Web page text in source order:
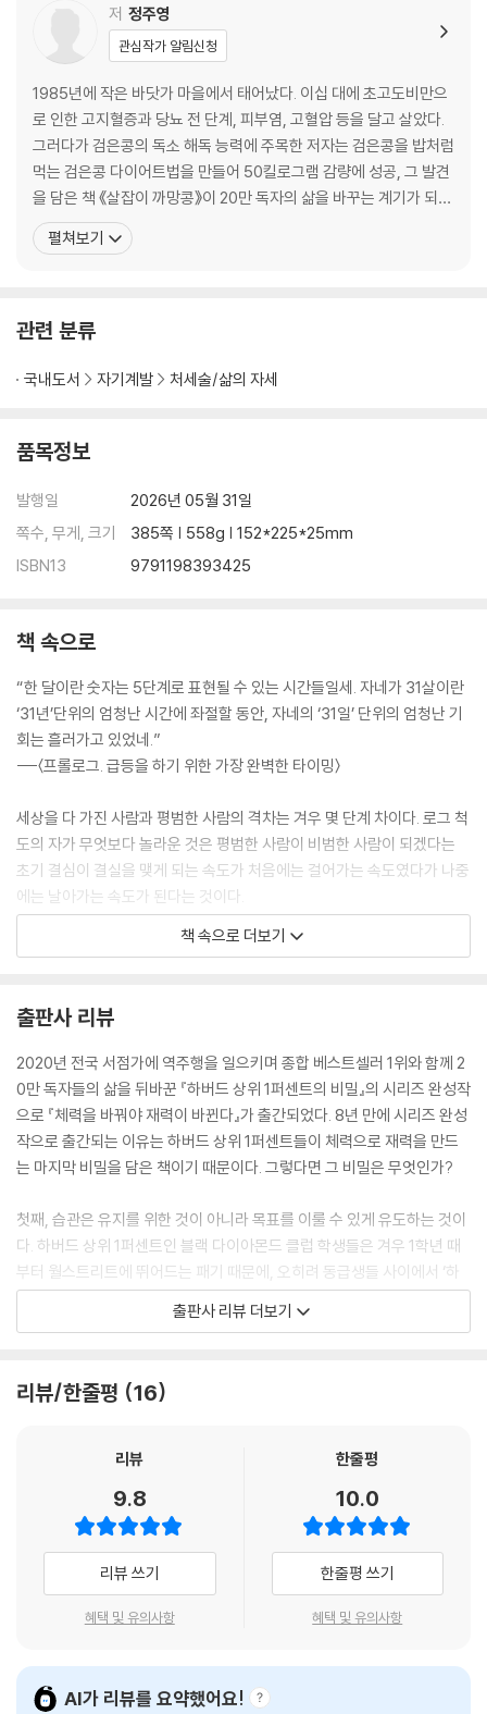
이는 힘이 된다 | 최초, 전염, 기하급수 증폭, 성공하는 사람들의 3단계 비
밀 | 유도방출을 위한 마지막 체력
4장.체력을 바꿔야 재력이 바뀐다
성경에 기록된 가장 오래되고 본질적인 성공 법칙
2부.압도 Domination
5장.각오하고 각성하면 생기는 성공의 각도
몰입의 비밀 | 그만큼 어두워져본 사람은 그만큼 엄청난 빛을 만난다 | 몰
입이 풀리는 이유 | 지금 당장 50배로 돈 벌기
6장.과거를 후회가 아니라 힘으로 쓰는 법
7장.1개를 1만 개로 만드는 비밀
개를 1만 개로 만드는 법 | 결국 인간은 거대한 에너지 덩어리다
력을 반복하는 자들의 힘 | 비밀이 전해지다
저 정주영
관심작가 알림신청
1985년에 작은 바닷가 마을에서 태어났다. 이십 대에 초고도비만으
로 인한 고지혈증과 당뇨 전 단계, 피부염, 고혈압 등을 달고 살았다.
그러다가 검은콩의 독소 해독 능력에 주목한 저자는 검은콩을 밥처럼
먹는 검은콩 다이어트법을 만들어 50킬로그램 감량에 성공, 그 발견
을 담은 책 《살잡이 까망콩》이 20만 독자의 삶을 바꾸는 계기가 되었
다. 특히 일본과 대만에서 검은콩 품절 사태가 일어날 만큼 국제적으
로 큰 사랑을 받았다. 삼십 대에 넓은 바다를 건너 성공을 찾던 저자는
펼쳐보기
관련 분류
국내도서 자기계발 처세술/삶의 자세
품목정보
발행일
2026년 05월 31일
쪽수, 무게, 크기
385쪽 | 558g | 152*225*25mm
ISBN13
9791198393425
책 속으로
“한 달이란 숫자는 5단계로 표현될 수 있는 시간들일세. 자네가 31살이란
‘31년’단위의 엄청난 시간에 좌절할 동안, 자네의 ‘31일’ 단위의 엄청난 기
회는 흘러가고 있었네.”
---〈프롤로그. 급등을 하기 위한 가장 완벽한 타이밍〉
세상을 다 가진 사람과 평범한 사람의 격차는 겨우 몇 단계 차이다. 로그 척
도의 자가 무엇보다 놀라운 것은 평범한 사람이 비범한 사람이 되겠다는
초기 결심이 결실을 맺게 되는 속도가 처음에는 걸어가는 속도였다가 나중
에는 날아가는 속도가 된다는 것이다.
---〈1장. 로그척도 효과〉
하위권이 빠져나가고, 10년이 될 무렵에는, 자신의 한계를 명석하게 계산
한 학자들 절반이 빠져 나간다. 그런데 문제는 20년이상 관찰할 때부터는
모든 나이에서 성공이 발견되었다는 사실이다.
---〈2장. 무작위 영향력의 법칙〉
상류층 부모는 아이들을. 자기 세계의 확장판으로 시공간을 감싸며 자연스
아이를 뒷좌석에 태워놓고 잡음을 만들 건지 성공을 유도할 이야기를 들려
줄 건지는 아주 사소한 차이이지만 라루의 수첩에 언제나 거대한 격차로
기록되어 있다. 세상은 정확히 유도방출의 세계로 움직이기 때문이다.
---〈3장. 유도방출의 힘〉
“제가 1965년에 반도체 칩의 트랜지스터 수가 매년 두 배로 증가할 것이
은 당시 어디로 가야 될지 얼마나 가야 할지 모르는 상태였죠. 그러나 제 논
수를 두 배로 늘리는 데에 완전히 빠져들었습니다.”
---〈8장.인간이 꿈을 이루는 게 아니라 꿈이 인간을 이루는 순간〉
책 속으로 더보기
출판사 리뷰
2020년 전국 서점가에 역주행을 일으키며 종합 베스트셀러 1위와 함께 2
0만 독자들의 삶을 뒤바꾼 『하버드 상위 1퍼센트의 비밀』의 시리즈 완성작
으로 『체력을 바꿔야 재력이 바뀐다』가 출간되었다. 8년 만에 시리즈 완성
작으로 출간되는 이유는 하버드 상위 1퍼센트들이 체력으로 재력을 만드
는 마지막 비밀을 담은 책이기 때문이다. 그렇다면 그 비밀은 무엇인가?
첫째, 습관은 유지를 위한 것이 아니라 목표를 이룰 수 있게 유도하는 것이
다. 하버드 상위 1퍼센트인 블랙 다이아몬드 클럽 학생들은 겨우 1학년 때
부터 월스트리트에 뛰어드는 패기 때문에, 오히려 동급생들 사이에서 ‘하
위 1퍼센트’라는 놀림을 받았지만 오늘날 월스트리트는 그들이 굴리고 있
다. 성공은 먼저 유도하는 자들이 이루는 것이기 때문이다!
것이다. 이 현상은 하버드에 불합격한 워런 버핏이 억만장자가 되는 과정
법의 숫자를 제시한다. 그 숫자는 책 속에 가장 인상적인 비밀로 담겨있다.
셋째, 노력이 갈수록 쉬워진다. 노력을 무조건 많이 할 것을 강요하는 사회
가 아니라, 자신만의 속도로 성공의 방향을 향해 나아가도록 유도하는 이
번 책은 독자들을 책에서 한시도 눈을 못 떼게 만드는 매력을 갖고 있다.
책은 추상적인 의지나 열정을 강요하던 양산형 자기 계발서에서 벗어나서
주제는 바로 아인슈타인이 예측한 유도방출이다. 원자 단계에서 강해지는
유도방출의 힘은 글로벌 베스트셀러로 널리 알려진 『원자 수준의 습관(한
출판사 리뷰 더보기
리뷰/한줄평 16
리뷰
9.8
리뷰 쓰기
혜택 및 유의사항
한줄평
10.0
한줄평 쓰기
혜택 및 유의사항
AI가 리뷰를 요약했어요!